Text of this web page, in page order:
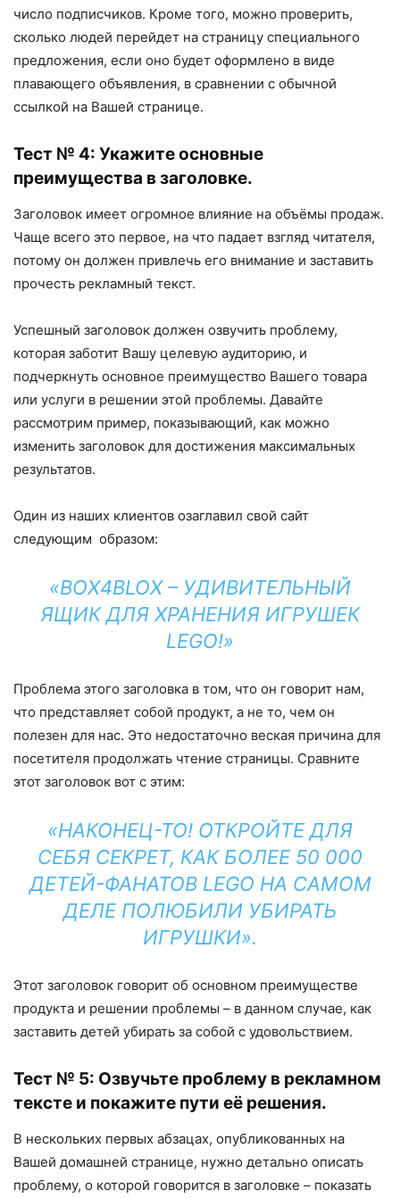
число подписчиков. Кроме того, можно проверить,
сколько людей перейдет на страницу специального
предложения, если оно будет оформлено в виде
плавающего объявления, в сравнении с обычной
ссылкой на Вашей странице.
Тест № 4: Укажите основные
преимущества в заголовке.
Заголовок имеет огромное влияние на объёмы продаж.
Чаще всего это первое, на что падает взгляд читателя,
потому он должен привлечь его внимание и заставить
прочесть рекламный текст.
Успешный заголовок должен озвучить проблему,
которая заботит Вашу целевую аудиторию, и
подчеркнуть основное преимущество Вашего товара
или услуги в решении этой проблемы. Давайте
рассмотрим пример, показывающий, как можно
изменить заголовок для достижения максимальных
результатов.
Один из наших клиентов озаглавил свой сайт
следующим образом:
«BOX4BLOX – УДИВИТЕЛЬНЫЙ
ЯЩИК ДЛЯ ХРАНЕНИЯ ИГРУШЕК
LEGO!»
Проблема этого заголовка в том, что он говорит нам,
что представляет собой продукт, а не то, чем он
полезен для нас. Это недостаточно веская причина для
посетителя продолжать чтение страницы. Сравните
этот заголовок вот с этим:
«НАКОНЕЦ-ТО! ОТКРОЙТЕ ДЛЯ
СЕБЯ СЕКРЕТ, КАК БОЛЕЕ 50 000
ДЕТЕЙ-ФАНАТОВ LEGO НА САМОМ
ДЕЛЕ ПОЛЮБИЛИ УБИРАТЬ
ИГРУШКИ».
Этот заголовок говорит об основном преимуществе
продукта и решении проблемы – в данном случае, как
заставить детей убирать за собой с удовольствием.
Тест № 5: Озвучьте проблему в рекламном
тексте и покажите пути её решения.
В нескольких первых абзацах, опубликованных на
Вашей домашней странице, нужно детально описать
проблему, о которой говорится в заголовке – показать